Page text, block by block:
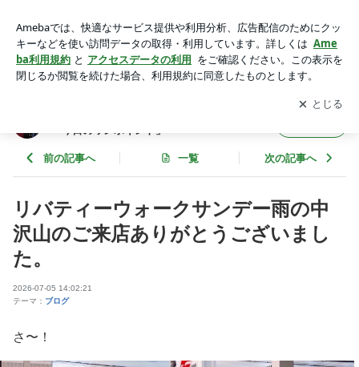
ざいました。 | リバティーウォーク代表シャコタンコヤジの
「今日のワンポイント」
アプリをダウンロードして ブログの更新通知
を受け取りまし
ょう。
開く
「今日のワンポイント」
前の記事へ 一覧 次の記事へ
リバティーウォークサンデー雨の中
沢山のご来店ありがとうございまし
た。
2026-07-05 14:02:21
テーマ： ブログ
さ〜！